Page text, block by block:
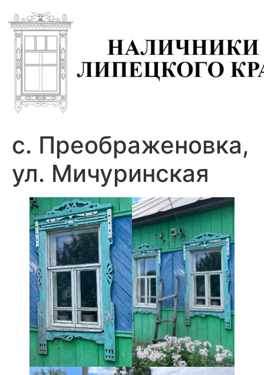
с. Преображеновка,
ул. Мичуринская